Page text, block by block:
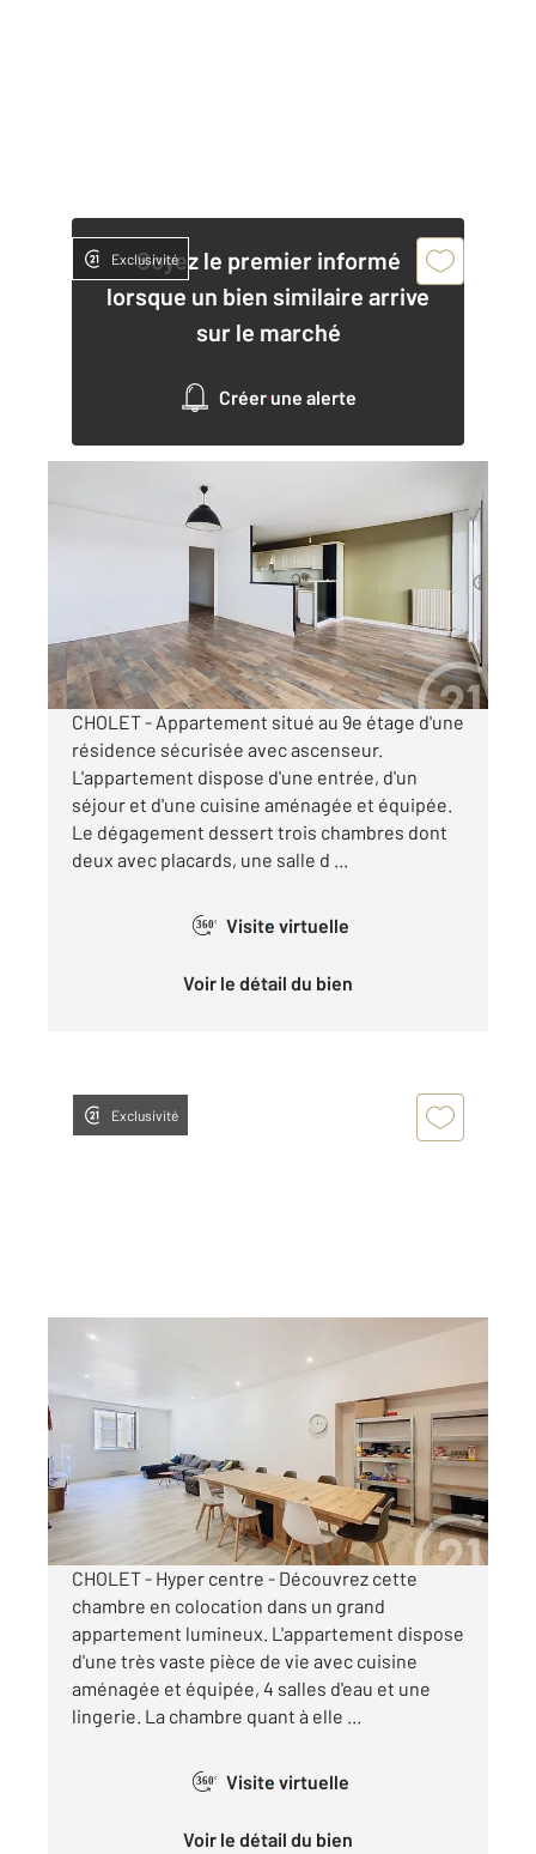
Soyez le premier informé
lorsque un bien similaire arrive
sur le marché
Créer une alerte
Exclusivité
, 4 pièces
Appartement à louer
850 €
par mois charges comprises
CHOLET - Appartement situé au 9e étage d'une
résidence sécurisée avec ascenseur.
L'appartement dispose d'une entrée, d'un
séjour et d'une cuisine aménagée et équipée.
Le dégagement dessert trois chambres dont
deux avec placards, une salle d ...
360° Visite virtuelle
Voir le détail du bien
Exclusivité
12 m
Ref : 5854
Appartement Chambre à louer
370 €
par mois charges comprises
CHOLET - Hyper centre - Découvrez cette
chambre en colocation dans un grand
appartement lumineux. L'appartement dispose
d'une très vaste pièce de vie avec cuisine
aménagée et équipée, 4 salles d'eau et une
lingerie. La chambre quant à elle ...
360° Visite virtuelle
Voir le détail du bien